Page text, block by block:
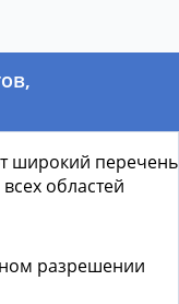
широкий перечень
областей
разрешении